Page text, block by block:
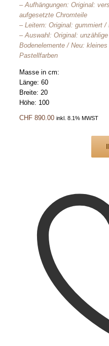
– Aufhängungen: Original:
aufgesetzte Chromteile
– Leitern: Original: gummiert /
– Auswahl: Original:
Bodenelemente / Neu:
Pastellfarben
Masse in cm:
Länge: 60
Breite: 20
Höhe: 100
CHF 890.00 inkl. 8.1% MWST
1960er
Menge